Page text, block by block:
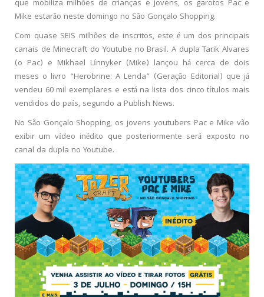
que mobiliza milhões de crianças e jovens, os garotos Pac e
Mike estarão neste domingo no São Gonçalo Shopping.
Com quase SEIS milhões de inscritos, este é um dos principais
canais de Minecraft do Youtube no Brasil. A dupla Tarik Alvares
(o Pac) e Mikhael Línnyker (Mike) lançou há cerca de dois
meses o livro “Herobrine: A Lenda” (Geração Editorial) que já
vendeu 60 mil exemplares e está na lista dos cinco títulos mais
vendidos do país, segundo a Publish News.
No São Gonçalo Shopping, os jovens youtubers Pac e Mike vão
exibir um vídeo inédito que posteriormente será exposto no
canal da dupla no Youtube.